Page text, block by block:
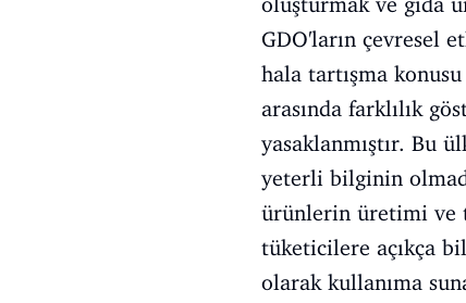
GDO'ların çevresel
hala tartışma
arasında farklılık
yasaklanmıştır. Bu
yeterli bilginin
ürünlerin üretimi ve
tüketicilere açıkça
olarak kullanıma